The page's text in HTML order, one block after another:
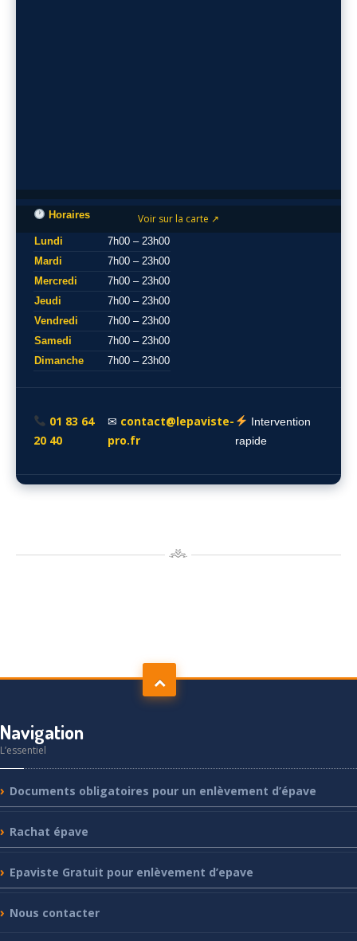
Voir sur la carte ↗
Horaires
Lundi
7h00 – 23h00
Mardi
7h00 – 23h00
Mercredi
7h00 – 23h00
Jeudi
7h00 – 23h00
Vendredi
7h00 – 23h00
Samedi
7h00 – 23h00
Dimanche
7h00 – 23h00
01 83 64
20 40
✉ contact@lepaviste-
pro.fr
Intervention
rapide
Navigation
L’essentiel
Documents obligatoires pour un enlèvement d’épave
Rachat épave
Epaviste Gratuit pour enlèvement d’epave
Nous contacter